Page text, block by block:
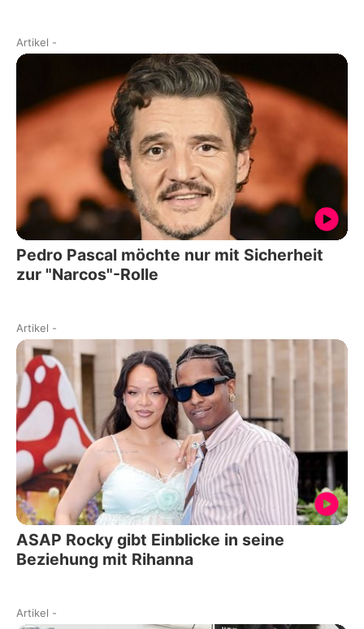
Artikel -
Pedro Pascal möchte nur mit Sicherheit
zur "Narcos"-Rolle
Artikel -
ASAP Rocky gibt Einblicke in seine
Beziehung mit Rihanna
Artikel -